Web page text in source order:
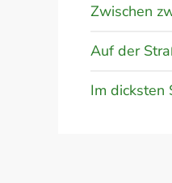
Zwischen
Auf der
Im dicksten